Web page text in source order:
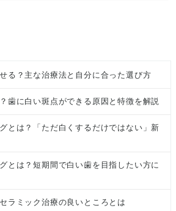
る？主な治療法と自分に合った選び方
歯に白い斑点ができる原因と特徴を解説
とは？「ただ白くするだけではない」新
とは？短期間で白い歯を目指したい方に
ラミック治療の良いところとは